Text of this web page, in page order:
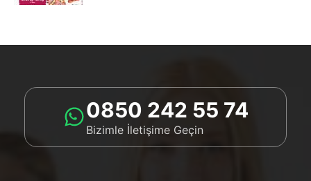
0850 242 55 74
Bizimle İletişime Geçin